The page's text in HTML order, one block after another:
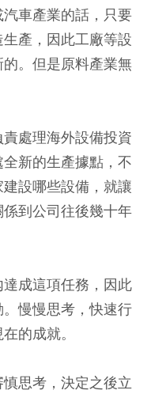
車產業的話，只要
產，因此工廠等設
。但是原料產業無
處理海外設備投資
新的生產據點，不
設哪些設備，就讓
到公司往後幾十年
成這項任務，因此
慢慢思考，快速行
的成就。
思考，決定之後立